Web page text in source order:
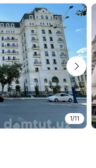
1/11